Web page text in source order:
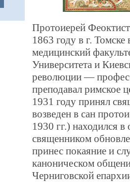
Протоиерей
1863 году в г.
медицинский
Университета и
революции —
преподавал римское
1931 году принял
возведен в сан
1930 гг.) находился
священником
принес покаяние и
каноническом
Черниговской